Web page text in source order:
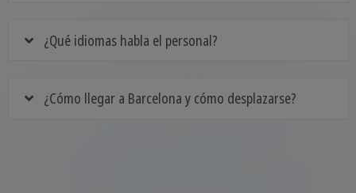
¿Qué idiomas habla el personal?
¿Cómo llegar a Barcelona y cómo desplazarse?